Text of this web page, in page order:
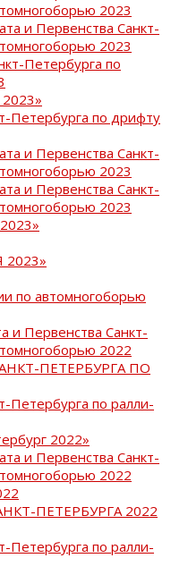
2023
и Первенства Санкт-
2023
Петербурга по
Петербурга по дрифту
и Первенства Санкт-
2023
и Первенства Санкт-
2023
по автомногоборью
и Первенства Санкт-
2022
ПЕТЕРБУРГА ПО
Петербурга по ралли-
2022»
и Первенства Санкт-
2022
ПЕТЕРБУРГА 2022
Петербурга по ралли-